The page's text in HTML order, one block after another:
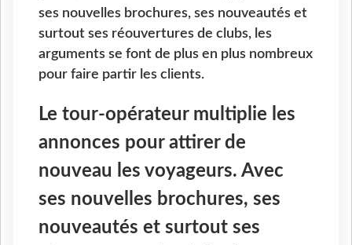
ses nouvelles brochures, ses nouveautés et
surtout ses réouvertures de clubs, les
arguments se font de plus en plus nombreux
pour faire partir les clients.
Le tour-opérateur multiplie les
annonces pour attirer de
nouveau les voyageurs. Avec
ses nouvelles brochures, ses
nouveautés et surtout ses